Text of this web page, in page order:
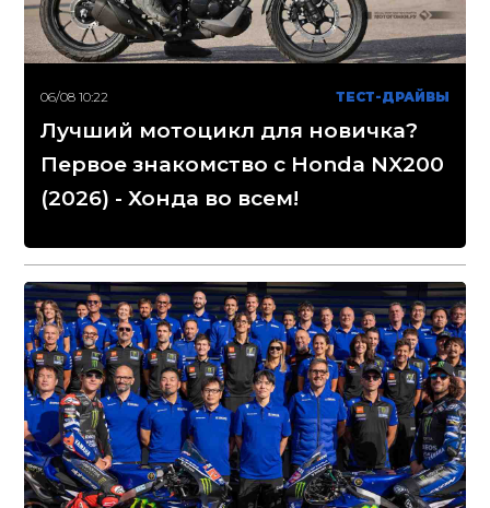
06/08 10:22 ТЕСТ-ДРАЙВЫ
Лучший мотоцикл для новичка?
Первое знакомство с Honda NX200
(2026) - Хонда во всем!